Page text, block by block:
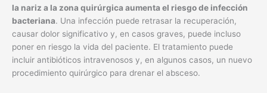
la nariz a la zona quirúrgica aumenta el riesgo de infección
bacteriana. Una infección puede retrasar la recuperación,
causar dolor significativo y, en casos graves, puede incluso
poner en riesgo la vida del paciente. El tratamiento puede
incluir antibióticos intravenosos y, en algunos casos, un nuevo
procedimiento quirúrgico para drenar el absceso.